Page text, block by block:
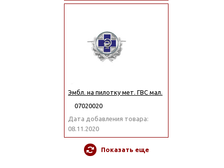
Эмбл. на пилотку мет. ГВС мал.
07020020
Дата добавления товара:
08.11.2020
Показать еще